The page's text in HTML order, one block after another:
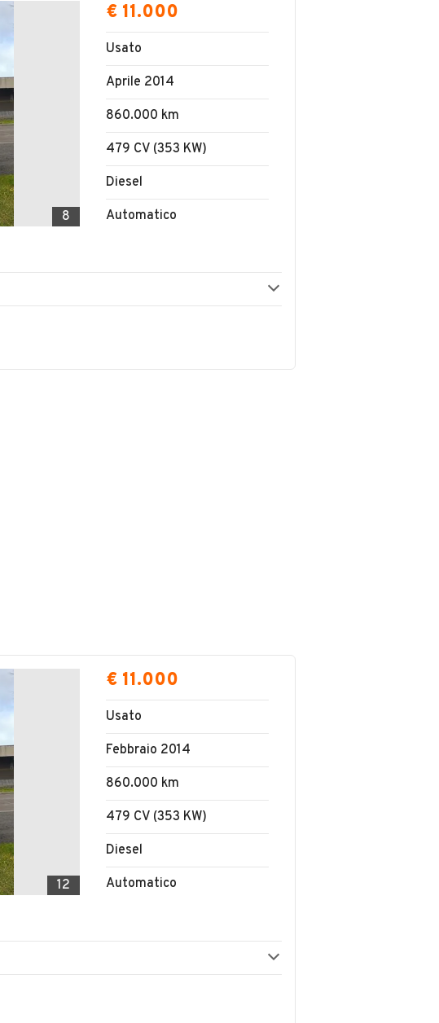
8
€ 11.000
Usato
Aprile 2014
860.000 km
479 CV (353 KW)
Diesel
Automatico
12
€ 11.000
Usato
Febbraio 2014
860.000 km
479 CV (353 KW)
Diesel
Automatico